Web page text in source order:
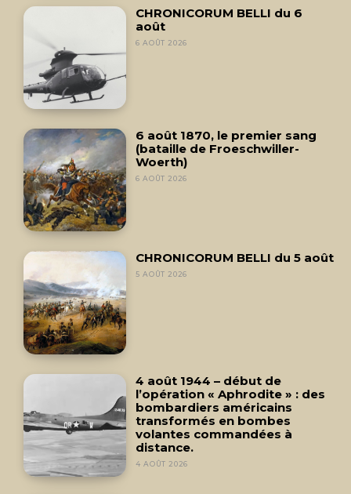
CHRONICORUM BELLI du 6
août
6 AOÛT 2026
6 août 1870, le premier sang
(bataille de Froeschwiller-
Woerth)
6 AOÛT 2026
CHRONICORUM BELLI du 5 août
5 AOÛT 2026
4 août 1944 – début de
l’opération « Aphrodite » : des
bombardiers américains
transformés en bombes
volantes commandées à
distance.
4 AOÛT 2026